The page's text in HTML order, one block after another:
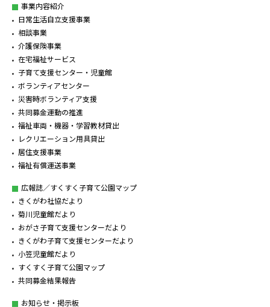
事業内容紹介
日常生活自立支援事業
相談事業
介護保険事業
在宅福祉サービス
子育て支援センター・児童館
ボランティアセンター
災害時ボランティア支援
共同募金運動の推進
福祉車両・機器・学習教材貸出
レクリエーション用具貸出
居住支援事業
福祉有償運送事業
広報誌／すくすく子育て公園マップ
きくがわ社協だより
菊川児童館だより
おがさ子育て支援センターだより
きくがわ子育て支援センターだより
小笠児童館だより
すくすく子育て公園マップ
共同募金結果報告
お知らせ・掲示板